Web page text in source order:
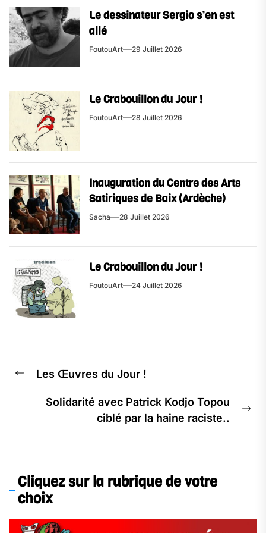
Le dessinateur Sergio s’en est
allé
FoutouArt 29 Juillet 2026
Le Crabouillon du Jour !
FoutouArt 28 Juillet 2026
Inauguration du Centre des Arts
Satiriques de Baix (Ardèche)
Sacha 28 Juillet 2026
Le Crabouillon du Jour !
FoutouArt 24 Juillet 2026
Les Œuvres du Jour !
Solidarité avec Patrick Kodjo Topou
ciblé par la haine raciste..
Cliquez sur la rubrique de votre
choix